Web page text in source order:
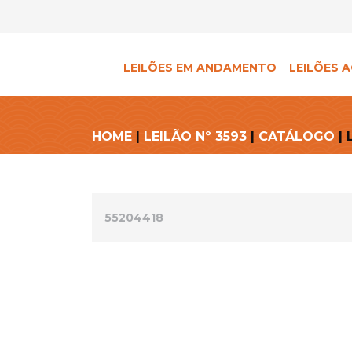
LEILÕES EM ANDAMENTO LEILÕES
HOME | LEILÃO Nº 3593 | CATÁLOGO |
55204418